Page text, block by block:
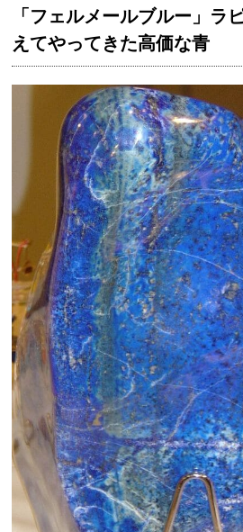
「フェルメールブルー」ラ
えてやってきた高価な青